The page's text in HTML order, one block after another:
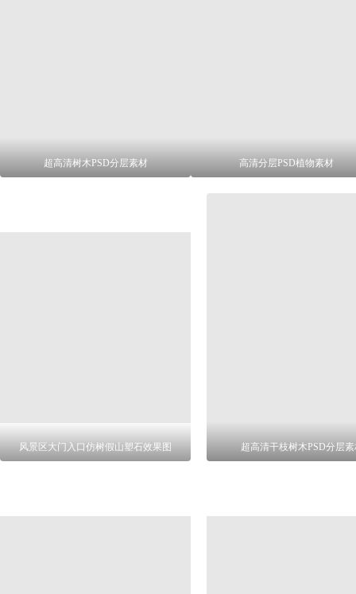
超高清树木PSD分层素材 高清分层PSD植物素材
风景区大门入口仿树假山塑石效果图 超高清干枝树木PSD分层素